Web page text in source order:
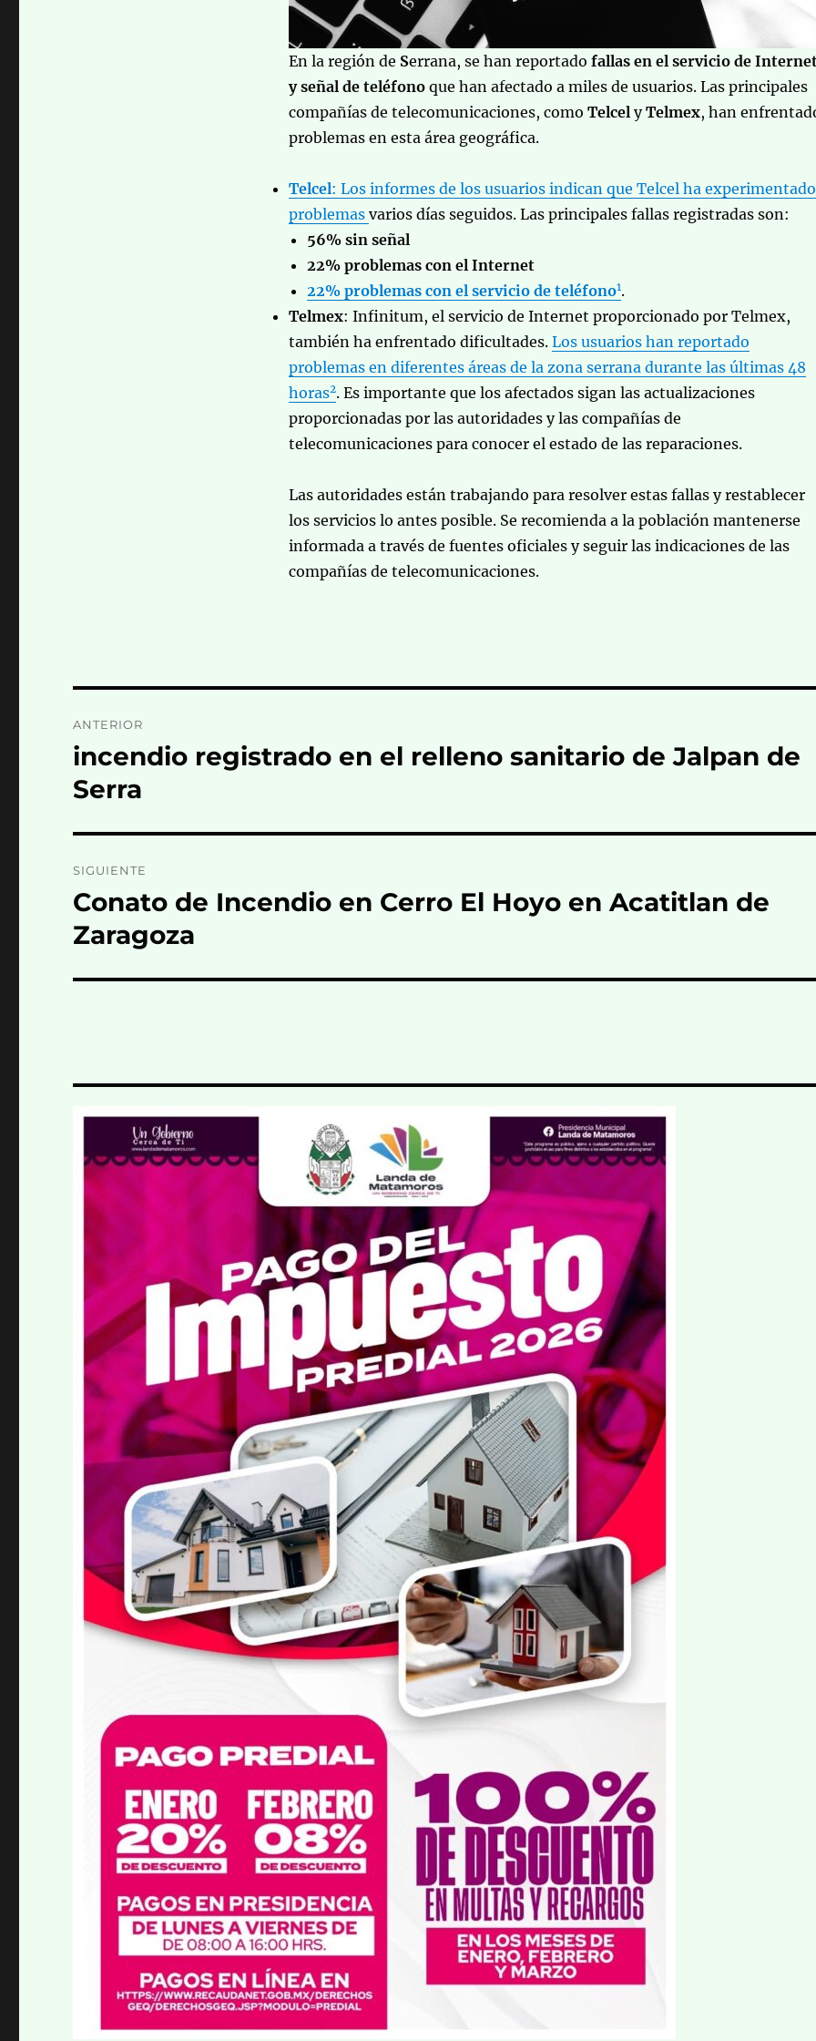
En la región de Serrana, se han reportado fallas en el servicio de
y señal de teléfonoque han afectado a miles de usuarios. Las principales
compañías de telecomunicaciones, como TelcelyTelmex, han
problemas en esta área geográfica.
Telcel: Los informes de los usuarios indican que Telcel ha experimentado
problemas varios días seguidos. Las principales fallas registradas son:
56% sin señal
22% problemas con el Internet
22% problemas con el servicio de teléfono1.
Telmex: Infinitum, el servicio de Internet proporcionado por Telmex,
también ha enfrentado dificultades. Los usuarios han reportado
problemas en diferentes áreas de la zona serrana durante las últimas 48
horas2. Es importante que los afectados sigan las actualizaciones
proporcionadas por las autoridades y las compañías de
telecomunicaciones para conocer el estado de las reparaciones.
Las autoridades están trabajando para resolver estas fallas y restablecer
los servicios lo antes posible. Se recomienda a la población mantenerse
informada a través de fuentes oficiales y seguir las indicaciones de las
compañías de telecomunicaciones.
de
entradas
ANTERIOR
Entrada
anterior:
incendio registrado en el relleno sanitario de Jalpan de
Serra
SIGUIENTE
Entrada
siguiente:
Conato de Incendio en Cerro El Hoyo en Acatitlan de
Zaragoza